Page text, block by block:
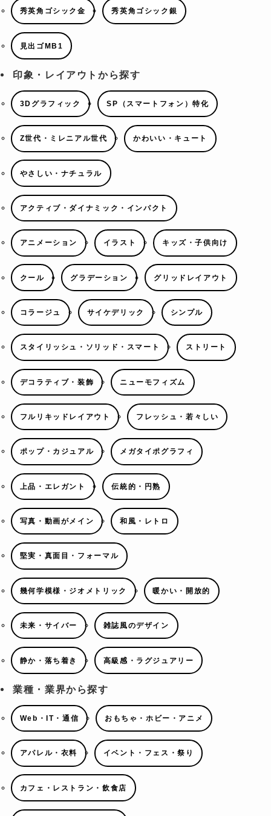
秀英角ゴシック金 秀英角ゴシック銀
見出ゴMB1
印象・レイアウトから探す
3Dグラフィック SP（スマートフォン）特化
Z世代・ミレニアル世代 かわいい・キュート
やさしい・ナチュラル
アクティブ・ダイナミック・インパクト
アニメーション イラスト キッズ・子供向け
クール グラデーション グリッドレイアウト
コラージュ サイケデリック シンプル
スタイリッシュ・ソリッド・スマート ストリート
デコラティブ・装飾 ニューモフィズム
フルリキッドレイアウト フレッシュ・若々しい
ポップ・カジュアル メガタイポグラフィ
上品・エレガント 伝統的・円熟
写真・動画がメイン 和風・レトロ
堅実・真面目・フォーマル
幾何学模様・ジオメトリック 暖かい・開放的
未来・サイバー 雑誌風のデザイン
静か・落ち着き 高級感・ラグジュアリー
業種・業界から探す
Web・IT・通信 おもちゃ・ホビー・アニメ
アパレル・衣料 イベント・フェス・祭り
カフェ・レストラン・飲食店